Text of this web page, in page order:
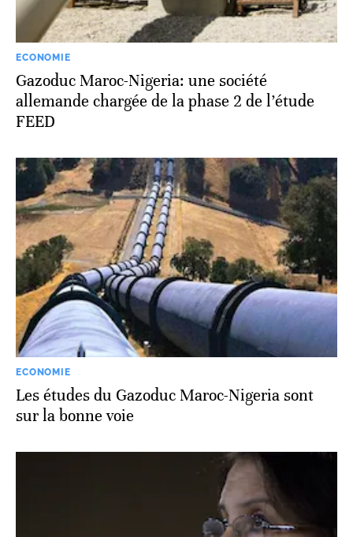
ECONOMIE
Gazoduc Maroc-Nigeria: une société
allemande chargée de la phase 2 de l’étude
FEED
ECONOMIE
Les études du Gazoduc Maroc-Nigeria sont
sur la bonne voie